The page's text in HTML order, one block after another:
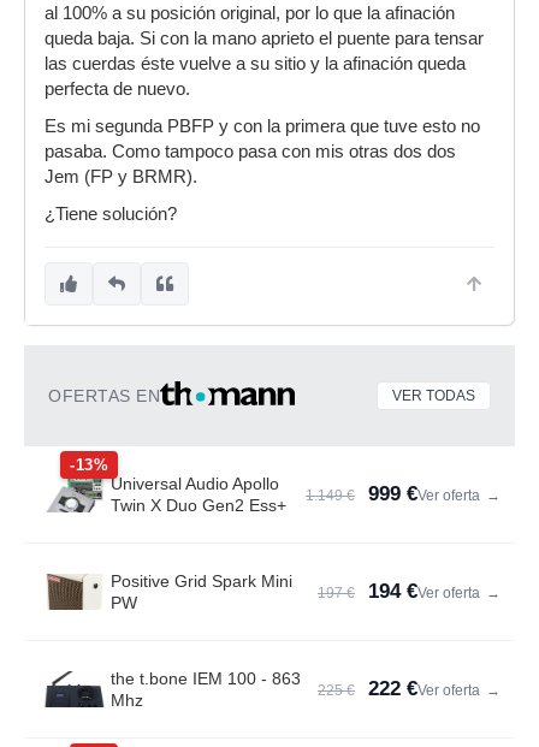
al 100% a su posición original, por lo que la afinación
queda baja. Si con la mano aprieto el puente para tensar
las cuerdas éste vuelve a su sitio y la afinación queda
perfecta de nuevo.
Es mi segunda PBFP y con la primera que tuve esto no
pasaba. Como tampoco pasa con mis otras dos dos
Jem (FP y BRMR).
¿Tiene solución?
OFERTAS EN VER TODAS
-13%
Universal Audio Apollo
Twin X Duo Gen2 Ess+
1.149 € 999 €Ver oferta →
Positive Grid Spark Mini
PW
197 € 194 €Ver oferta →
the t.bone IEM 100 - 863
Mhz
225 € 222 €Ver oferta →